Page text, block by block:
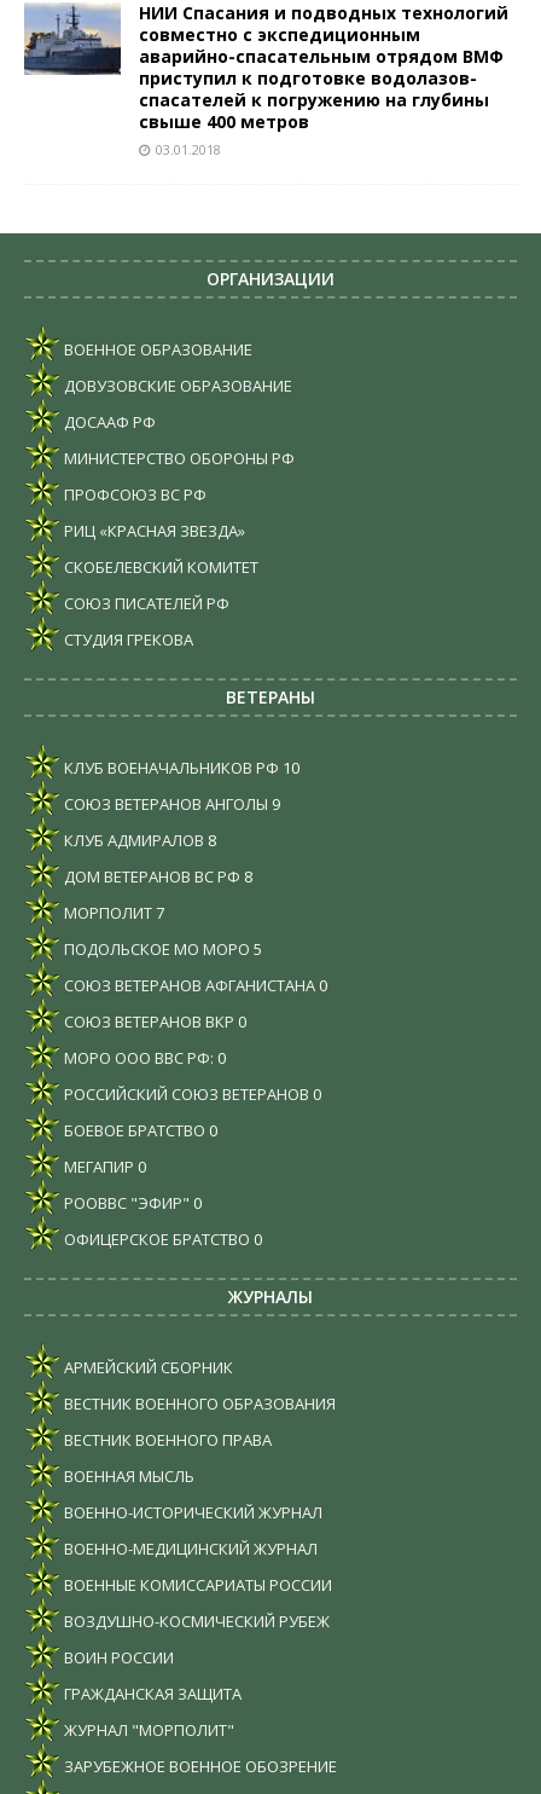
НИИ Спасания и подводных технологий
совместно с экспедиционным
аварийно-спасательным отрядом ВМФ
приступил к подготовке водолазов-
спасателей к погружению на глубины
свыше 400 метров
03.01.2018
ОРГАНИЗАЦИИ
ВОЕННОЕ ОБРАЗОВАНИЕ
ДОВУЗОВСКИЕ ОБРАЗОВАНИЕ
ДОСААФ РФ
МИНИСТЕРСТВО ОБОРОНЫ РФ
ПРОФСОЮЗ ВС РФ
РИЦ «КРАСНАЯ ЗВЕЗДА»
СКОБЕЛЕВСКИЙ КОМИТЕТ
СОЮЗ ПИСАТЕЛЕЙ РФ
СТУДИЯ ГРЕКОВА
ВЕТЕРАНЫ
КЛУБ ВОЕНАЧАЛЬНИКОВ РФ 10
СОЮЗ ВЕТЕРАНОВ АНГОЛЫ 9
КЛУБ АДМИРАЛОВ 8
ДОМ ВЕТЕРАНОВ ВС РФ 8
МОРПОЛИТ7
ПОДОЛЬСКОЕ МО МОРО 5
СОЮЗ ВЕТЕРАНОВ АФГАНИСТАНА 0
СОЮЗ ВЕТЕРАНОВ ВКР 0
МОРО ООО ВВС РФ: 0
РОССИЙСКИЙ СОЮЗ ВЕТЕРАНОВ 0
БОЕВОЕ БРАТСТВО 0
МЕГАПИР 0
РООВВС "ЭФИР" 0
ОФИЦЕРСКОЕ БРАТСТВО 0
ЖУРНАЛЫ
АРМЕЙСКИЙ СБОРНИК
ВЕСТНИК ВОЕННОГО ОБРАЗОВАНИЯ
ВЕСТНИК ВОЕННОГО ПРАВА
ВОЕННАЯ МЫСЛЬ
ВОЕННО-ИСТОРИЧЕСКИЙ ЖУРНАЛ
ВОЕННО-МЕДИЦИНСКИЙ ЖУРНАЛ
ВОЕННЫЕ КОМИССАРИАТЫ РОССИИ
ВОЗДУШНО-КОСМИЧЕСКИЙ РУБЕЖ
ВОИН РОССИИ
ГРАЖДАНСКАЯ ЗАЩИТА
ЖУРНАЛ "МОРПОЛИТ"
ЗАРУБЕЖНОЕ ВОЕННОЕ ОБОЗРЕНИЕ